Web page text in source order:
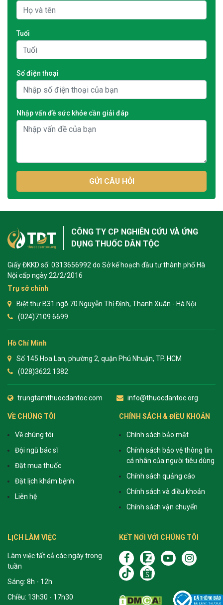
Tuổi
Số điện thoại
Nhập vấn đề sức khỏe cần giải đáp
GỬI CÂU HỎI
CÔNG TY CP NGHIÊN CỨU VÀ ỨNG
DỤNG THUỐC DÂN TỘC
Giấy ĐKKD số: 0313656992 do Sở kế hoạch đầu tư thành phố Hà
Nội cấp ngày 22/2/2016
Trụ sở chính
Biệt thự B31 ngõ 70 Nguyễn Thị Định, Thanh Xuân - Hà Nội
(024)7109 6699
Hồ Chí Minh
Số 145 Hoa Lan, phường 2, quận Phú Nhuận, TP. HCM
(028)3622 1382
trungtamthuocdantoc.com info@thuocdantoc.org
VỀ CHÚNG TÔI
Về chúng tôi
Đội ngũ bác sĩ
Đặt mua thuốc
Đặt lịch khám bệnh
Liên hệ
CHÍNH SÁCH & ĐIỀU KHOẢN
Chính sách bảo mật
Chính sách bảo vệ thông tin
cá nhân của người tiêu dùng
Chính sách quảng cáo
Chính sách và điều khoản
Chính sách vận chuyển
LỊCH LÀM VIỆC
Làm việc tất cả các ngày trong
tuần
Sáng: 8h - 12h
Chiều: 13h30 - 17h30
KẾT NỐI VỚI CHÚNG TÔI